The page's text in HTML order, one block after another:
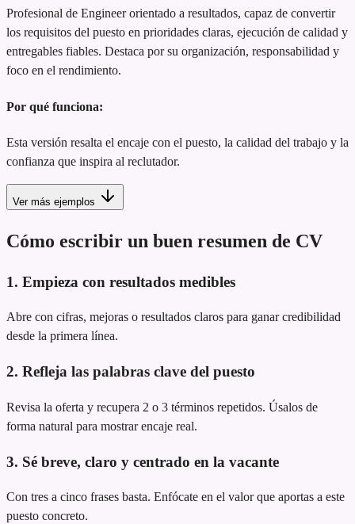
Profesional de Engineer orientado a resultados, capaz de convertir
los requisitos del puesto en prioridades claras, ejecución de calidad y
entregables fiables. Destaca por su organización, responsabilidad y
foco en el rendimiento.
Por qué funciona:
Esta versión resalta el encaje con el puesto, la calidad del trabajo y la
confianza que inspira al reclutador.
Ver más ejemplos
Cómo escribir un buen resumen de CV
1. Empieza con resultados medibles
Abre con cifras, mejoras o resultados claros para ganar credibilidad
desde la primera línea.
2. Refleja las palabras clave del puesto
Revisa la oferta y recupera 2 o 3 términos repetidos. Úsalos de
forma natural para mostrar encaje real.
3. Sé breve, claro y centrado en la vacante
Con tres a cinco frases basta. Enfócate en el valor que aportas a este
puesto concreto.